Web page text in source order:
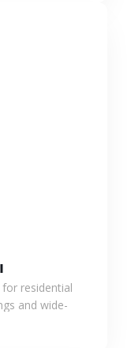
residential
and wide-